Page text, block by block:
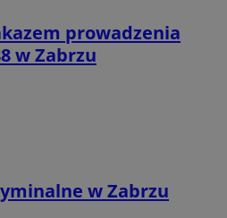
prowadzenia
w Zabrzu
w Zabrzu